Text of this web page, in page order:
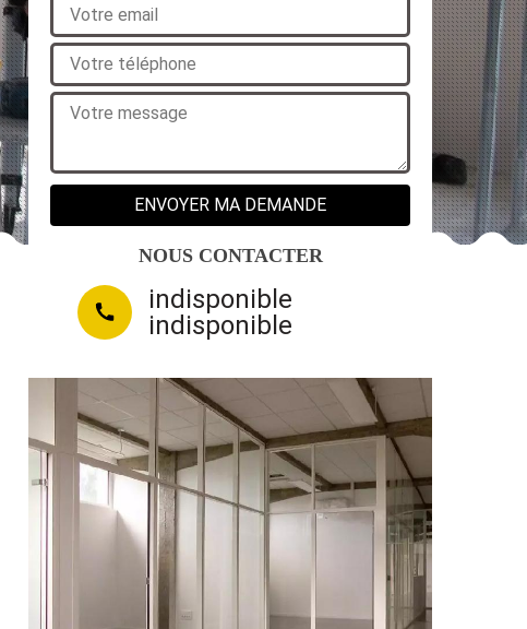
NOUS CONTACTER
indisponible
indisponible